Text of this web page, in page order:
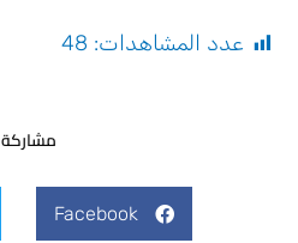
عدد المشاهدات: 48
مشاركة
Facebook